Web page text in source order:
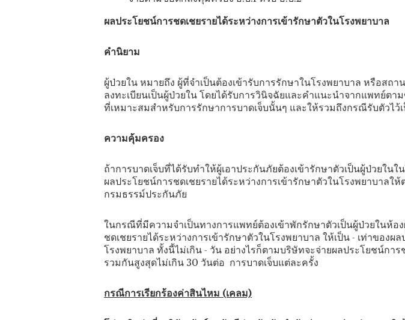
ผลประโยชน์การชดเชยรายได้ระหว่างการเข้ารักษาตัวในโรงพยาบาล
คำนิยาม
ผู้ป่วยใน หมายถึง ผู้ที่จำเป็นต้องเข้ารับการรักษาในโรงพยาบาล หรือสถ
ลงทะเบียนเป็นผู้ป่วยใน โดยได้รับการวินิจฉัยและคำแนะนำจากแพทย์ตา
ที่เหมาะสมสำหรับการรักษาการบาดเจ็บนั้นๆ และให้รวมถึงกรณีรับตัวไ
ความคุ้มครอง
ถ้าการบาดเจ็บที่ได้รับทำให้ผู้เอาประกันภัยต้องเข้ารักษาตัวเป็นผู้ป่วยใน
ผลประโยชน์การชดเชยรายได้ระหว่างการเข้ารักษาตัวในโรงพยาบาลใ
กรมธรรม์ประกันภัย
ในกรณีที่มีความจำเป็นทางการแพทย์ต้องเข้าพักรักษาตัวเป็นผู้ป่วยในห้อ
ชดเชยรายได้ระหว่างการเข้ารักษาตัวในโรงพยาบาล ให้เป็น - เท่าของ
โรงพยาบาล ทั้งนี้ไม่เกิน - วัน อย่างไรก็ตามบริษัทจะจ่ายผลประโยชน์กา
รวมกันสูงสุดไม่เกิน 30 วันต่อ การบาดเจ็บแต่ละครั้ง
กรณีการเรียกร้องค่าสินไหม (เคลม)